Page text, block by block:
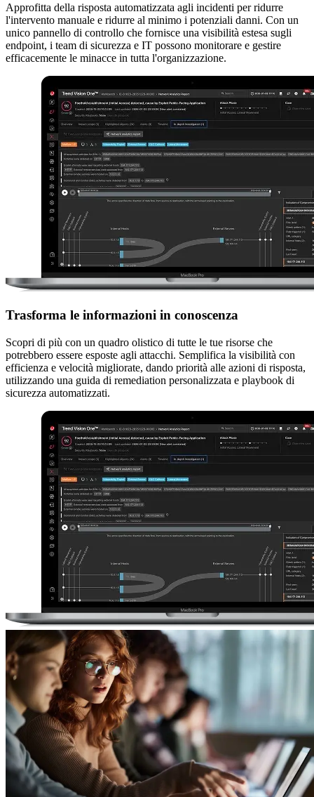
Approfitta della risposta automatizzata agli incidenti per ridurre
l'intervento manuale e ridurre al minimo i potenziali danni. Con un
unico pannello di controllo che fornisce una visibilità estesa sugli
endpoint, i team di sicurezza e IT possono monitorare e gestire
efficacemente le minacce in tutta l'organizzazione.
Trasforma le informazioni in conoscenza
Scopri di più con un quadro olistico di tutte le tue risorse che
potrebbero essere esposte agli attacchi. Semplifica la visibilità con
efficienza e velocità migliorate, dando priorità alle azioni di risposta,
utilizzando una guida di remediation personalizzata e playbook di
sicurezza automatizzati.